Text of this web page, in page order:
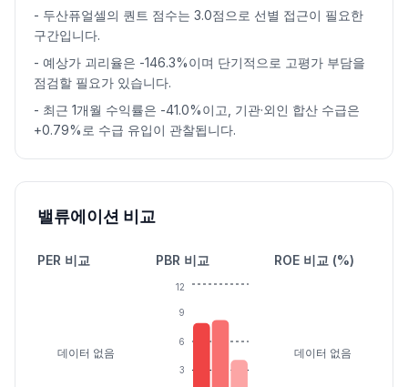
- 두산퓨얼셀의 퀀트 점수는 3.0점으로 선별 접근이 필요한
구간입니다.
- 예상가 괴리율은 -146.3%이며 단기적으로 고평가 부담을
점검할 필요가 있습니다.
- 최근 1개월 수익률은 -41.0%이고, 기관·외인 합산 수급은
+0.79%로 수급 유입이 관찰됩니다.
밸류에이션 비교
PER 비교
데이터 없음
PBR 비교
3
6
9
12
ROE 비교 (%)
데이터 없음